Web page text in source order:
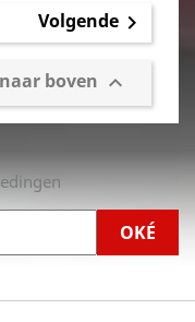
Volgende 
boven 